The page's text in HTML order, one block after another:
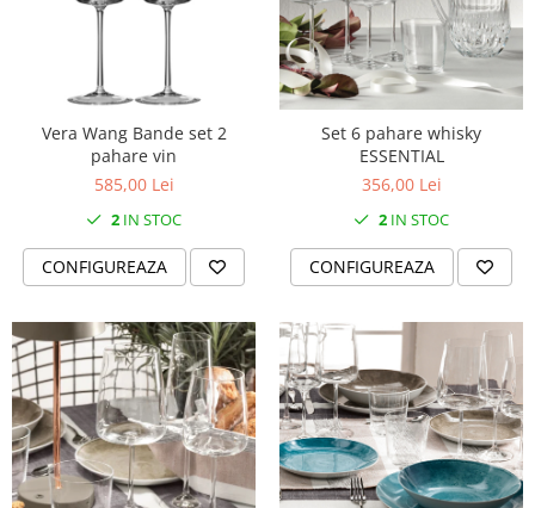
Vera Wang Bande set 2
pahare vin
585,00 Lei
2 IN STOC
CONFIGUREAZA
Set 6 pahare whisky
ESSENTIAL
356,00 Lei
2 IN STOC
CONFIGUREAZA